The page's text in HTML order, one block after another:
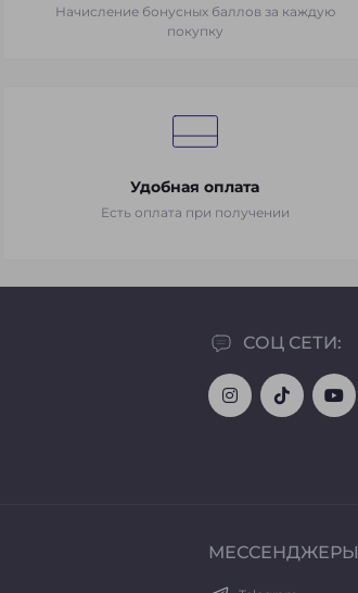
Начисление бонусных баллов за каждую
покупку
Удобная оплата
Есть оплата при получении
СОЦ СЕТИ:
МЕССЕНДЖЕРЫ